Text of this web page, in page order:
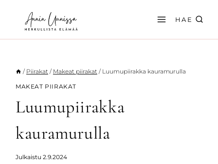
sisältöön
HAE
/ Piirakat / Makeat piirakat / Luumupiirakka kauramurulla
MAKEAT PIIRAKAT
Luumupiirakka
kauramurulla
Julkaistu 2.9.2024